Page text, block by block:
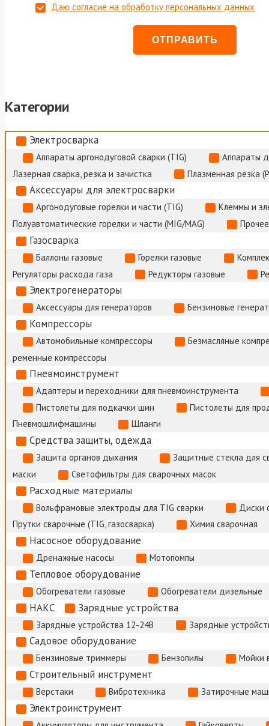
Даю согласие на обработку персональных данных
Категории
Электросварка
Аппараты аргонодуговой сварки (TIG)
Аппараты
Лазерная сварка, резка и зачистка
Плазменная резка
Аксессуары для электросварки
Аргонодуговые горелки и части (TIG)
Клеммы и
Полуавтоматические горелки и части (MIG/MAG)
Газосварка
Баллоны газовые Горелки газовые
Регуляторы расхода газа
Редукторы газовые
Электрогенераторы
Аксессуары для генераторов Бензиновые
Компрессоры
Автомобильные компрессоры
Безмасляные
ременные компрессоры
Пневмоинструмент
Адаптеры и переходники для пневмоинструмента
Пистолеты для подкачки шин
Пистолеты для
Пневмошлифмашины
Шланги
Средства защиты, одежда
Защита органов дыхания
Защитные стекла для
маски
Светофильтры для сварочных масок
Расходные материалы
Вольфрамовые электроды для TIG сварки
Диски
Прутки сварочные (TIG, газосварка)
Химия сварочная
Насосное оборудование
Дренажные насосы Мотопомпы
Тепловое оборудование
Обогреватели газовые Обогреватели дизельные
НАКС Зарядные устройства
Зарядные устройства 12-24В Зарядные
Садовое оборудование
Бензиновые триммеры Бензопилы Мойки
Строительный инструмент
Верстаки Вибротехника Затирочные
Электроинструмент